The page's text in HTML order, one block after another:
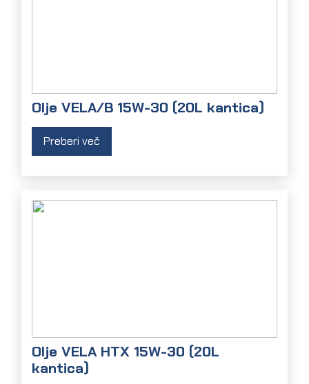
Olje VELA/B 15W-30 (20L kantica)
Preberi več
Olje VELA HTX 15W-30 (20L
kantica)